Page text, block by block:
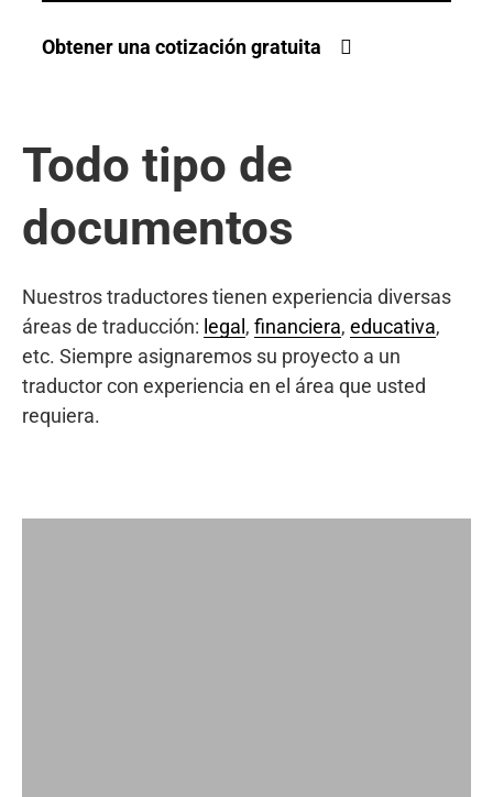
Obtener una cotización gratuita
Todo tipo de
documentos
Nuestros traductores tienen experiencia diversas
áreas de traducción: legal , financiera, educativa,
etc. Siempre asignaremos su proyecto a un
traductor con experiencia en el área que usted
requiera.